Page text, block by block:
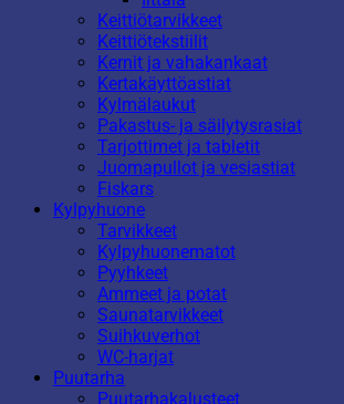
Keittiötarvikkeet
Keittiötekstiilit
Kernit ja vahakankaat
Kertakäyttöastiat
Kylmälaukut
Pakastus- ja säilytysrasiat
Tarjottimet ja tabletit
Juomapullot ja vesiastiat
Fiskars
Kylpyhuone
Tarvikkeet
Kylpyhuonematot
Pyyhkeet
Ammeet ja potat
Saunatarvikkeet
Suihkuverhot
WC-harjat
Puutarha
Puutarhakalusteet